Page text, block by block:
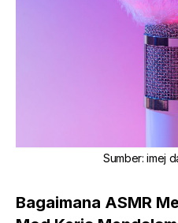
Sumber: imej
Bagaimana ASMR